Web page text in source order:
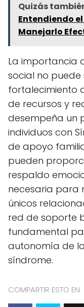
Quizás
Entendiendo
Manejarlo
La importancia
social no puede
fortalecimiento
de recursos y
desempeña un
individuos con
de apoyo
pueden
respaldo
necesaria para
únicos
red de soporte
fundamental
autonomía de
síndrome.
COMPARTIR ESTO EN